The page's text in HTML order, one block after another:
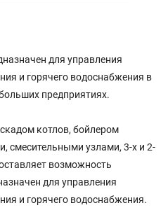
для управления
и горячего водоснабжения в
предприятиях.
котлов, бойлером
смесительными узлами, 3-х и 2-
возможность
для управления
и горячего водоснабжения.